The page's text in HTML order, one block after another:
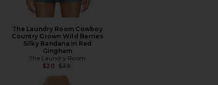
The Laundry Room Cowboy
Country Grown Wild Berries
Silky Bandana in Red
Gingham
The Laundry Room
$20 Preço anterior:
$39